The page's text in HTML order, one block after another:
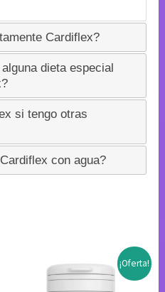
Cardiflex?
dieta especial
si tengo otras
con agua?
¡Oferta!